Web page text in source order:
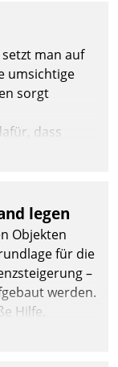
man auf
umsichtige
sorgt
dass
sein muss,
legen
Objekten
für die
–
werden.
Hilfe.